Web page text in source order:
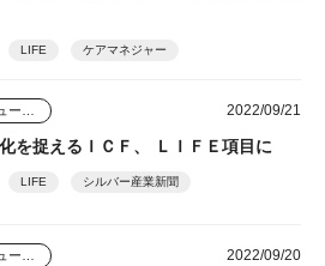
LIFE ケアマネジャー
2022/09/21
を捉えるＩＣＦ、 ＬＩＦＥ項目に
LIFE シルバー産業新聞
2022/09/20